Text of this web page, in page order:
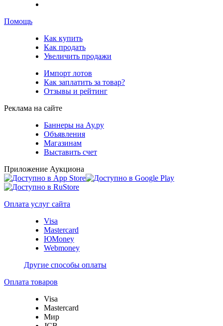
Помощь
Как купить
Как продать
Увеличить продажи
Импорт лотов
Как заплатить за товар?
Отзывы и рейтинг
Реклама на сайте
Баннеры на Ау.ру
Объявления
Магазинам
Выставить счет
Приложение Аукциона
Оплата услуг сайта
Visa
Mastercard
ЮMoney
Webmoney
Другие способы оплаты
Оплата товаров
Visa
Mastercard
Мир